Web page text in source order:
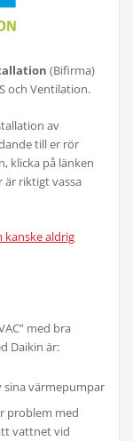
(Bifirma)
och Ventilation.
av
till er rör
klicka på länken
är riktigt vassa
kanske aldrig
med bra
Daikin är:
sina värmepumpar
problem med
vattnet vid